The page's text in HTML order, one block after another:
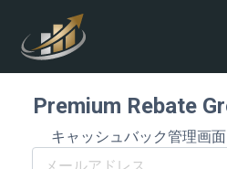
Premium Rebate
キャッシュバック管理画